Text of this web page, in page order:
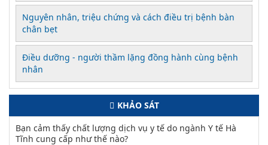
Nguyên nhân, triệu chứng và cách điều trị bệnh bàn
chân bẹt
Điều dưỡng - người thầm lặng đồng hành cùng bệnh
nhân
KHẢO SÁT
Bạn cảm thấy chất lượng dịch vụ y tế do ngành Y tế Hà
Tĩnh cung cấp như thế nào?